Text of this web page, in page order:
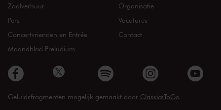
Zaalverhuur
Pers
Concertvrienden en Entrée
Maandblad Preludium
Organisatie
Vacatures
Contact
Geluidsfragmenten mogelijk gemaakt door ClassicsToGo